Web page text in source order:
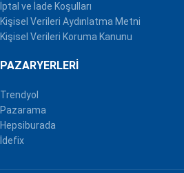
İptal ve İade Koşulları
Kişisel Verileri Aydınlatma Metni
Kişisel Verileri Koruma Kanunu
PAZARYERLERI
Trendyol
Pazarama
Hepsiburada
İdefix